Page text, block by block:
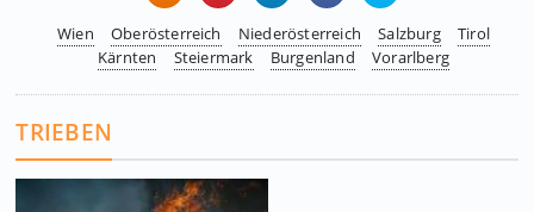
Wien Oberösterreich Niederösterreich Salzburg
Tirol
Kärnten
Steiermark Burgenland Vorarlberg
TRIEBEN